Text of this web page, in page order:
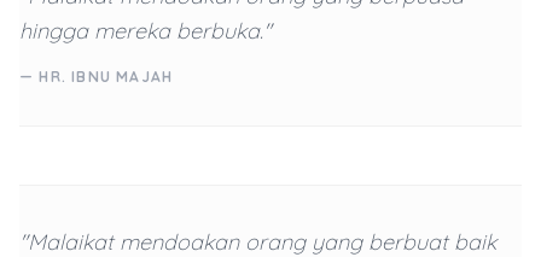
hingga mereka berbuka."
— HR. IBNU MAJAH
"Malaikat mendoakan orang yang berbuat baik